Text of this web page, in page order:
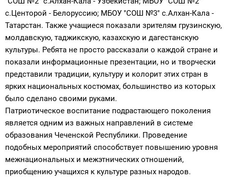
с.Центорой - Белоруссию; МБОУ "СОШ №3" с.Алхан-Кала -
Татарстан. Также учащиеся показали зрителям грузинскую,
молдавскую, таджикскую, казахскую и дагестанскую
культуры. Ребята не просто рассказали о каждой стране и
показали информационные презентации, но и творчески
представили традиции, культуру и колорит этих стран в
ярких национальных костюмах, большинство из которых
было сделано своими руками.
Патриотическое воспитание подрастающего поколения
является одним из важных направлений в системе
образования Чеченской Республики. Проведение
подобных мероприятий способствует повышению уровня
межнациональных и межэтнических отношений,
приобщению учащихся к культуре разных народов.